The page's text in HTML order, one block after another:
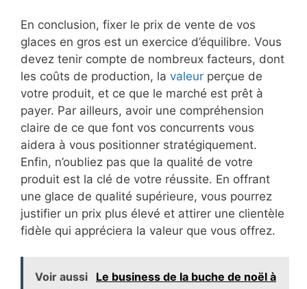
En conclusion, fixer le prix de vente de vos
glaces en gros est un exercice d’équilibre. Vous
devez tenir compte de nombreux facteurs, dont
les coûts de production, la valeur perçue de
votre produit, et ce que le marché est prêt à
payer. Par ailleurs, avoir une compréhension
claire de ce que font vos concurrents vous
aidera à vous positionner stratégiquement.
Enfin, n’oubliez pas que la qualité de votre
produit est la clé de votre réussite. En offrant
une glace de qualité supérieure, vous pourrez
justifier un prix plus élevé et attirer une clientèle
fidèle qui appréciera la valeur que vous offrez.
Voir aussi
Le business de la buche de noël à